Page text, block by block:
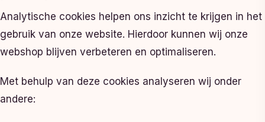
Analytische cookies helpen ons inzicht te krijgen in het
gebruik van onze website. Hierdoor kunnen wij onze
webshop blijven verbeteren en optimaliseren.
Met behulp van deze cookies analyseren wij onder
andere: